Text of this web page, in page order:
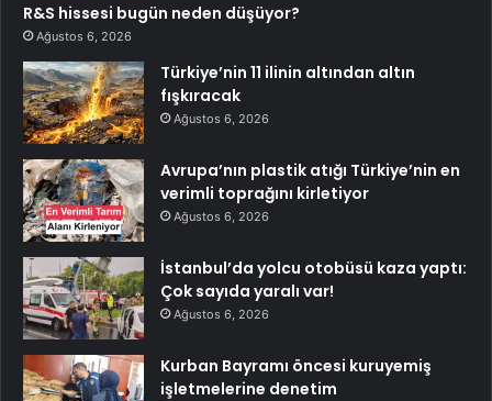
R&S hissesi bugün neden düşüyor?
Ağustos 6, 2026
Türkiye’nin 11 ilinin altından altın
fışkıracak
Ağustos 6, 2026
Avrupa’nın plastik atığı Türkiye’nin en
verimli toprağını kirletiyor
Ağustos 6, 2026
İstanbul’da yolcu otobüsü kaza yaptı:
Çok sayıda yaralı var!
Ağustos 6, 2026
Kurban Bayramı öncesi kuruyemiş
işletmelerine denetim